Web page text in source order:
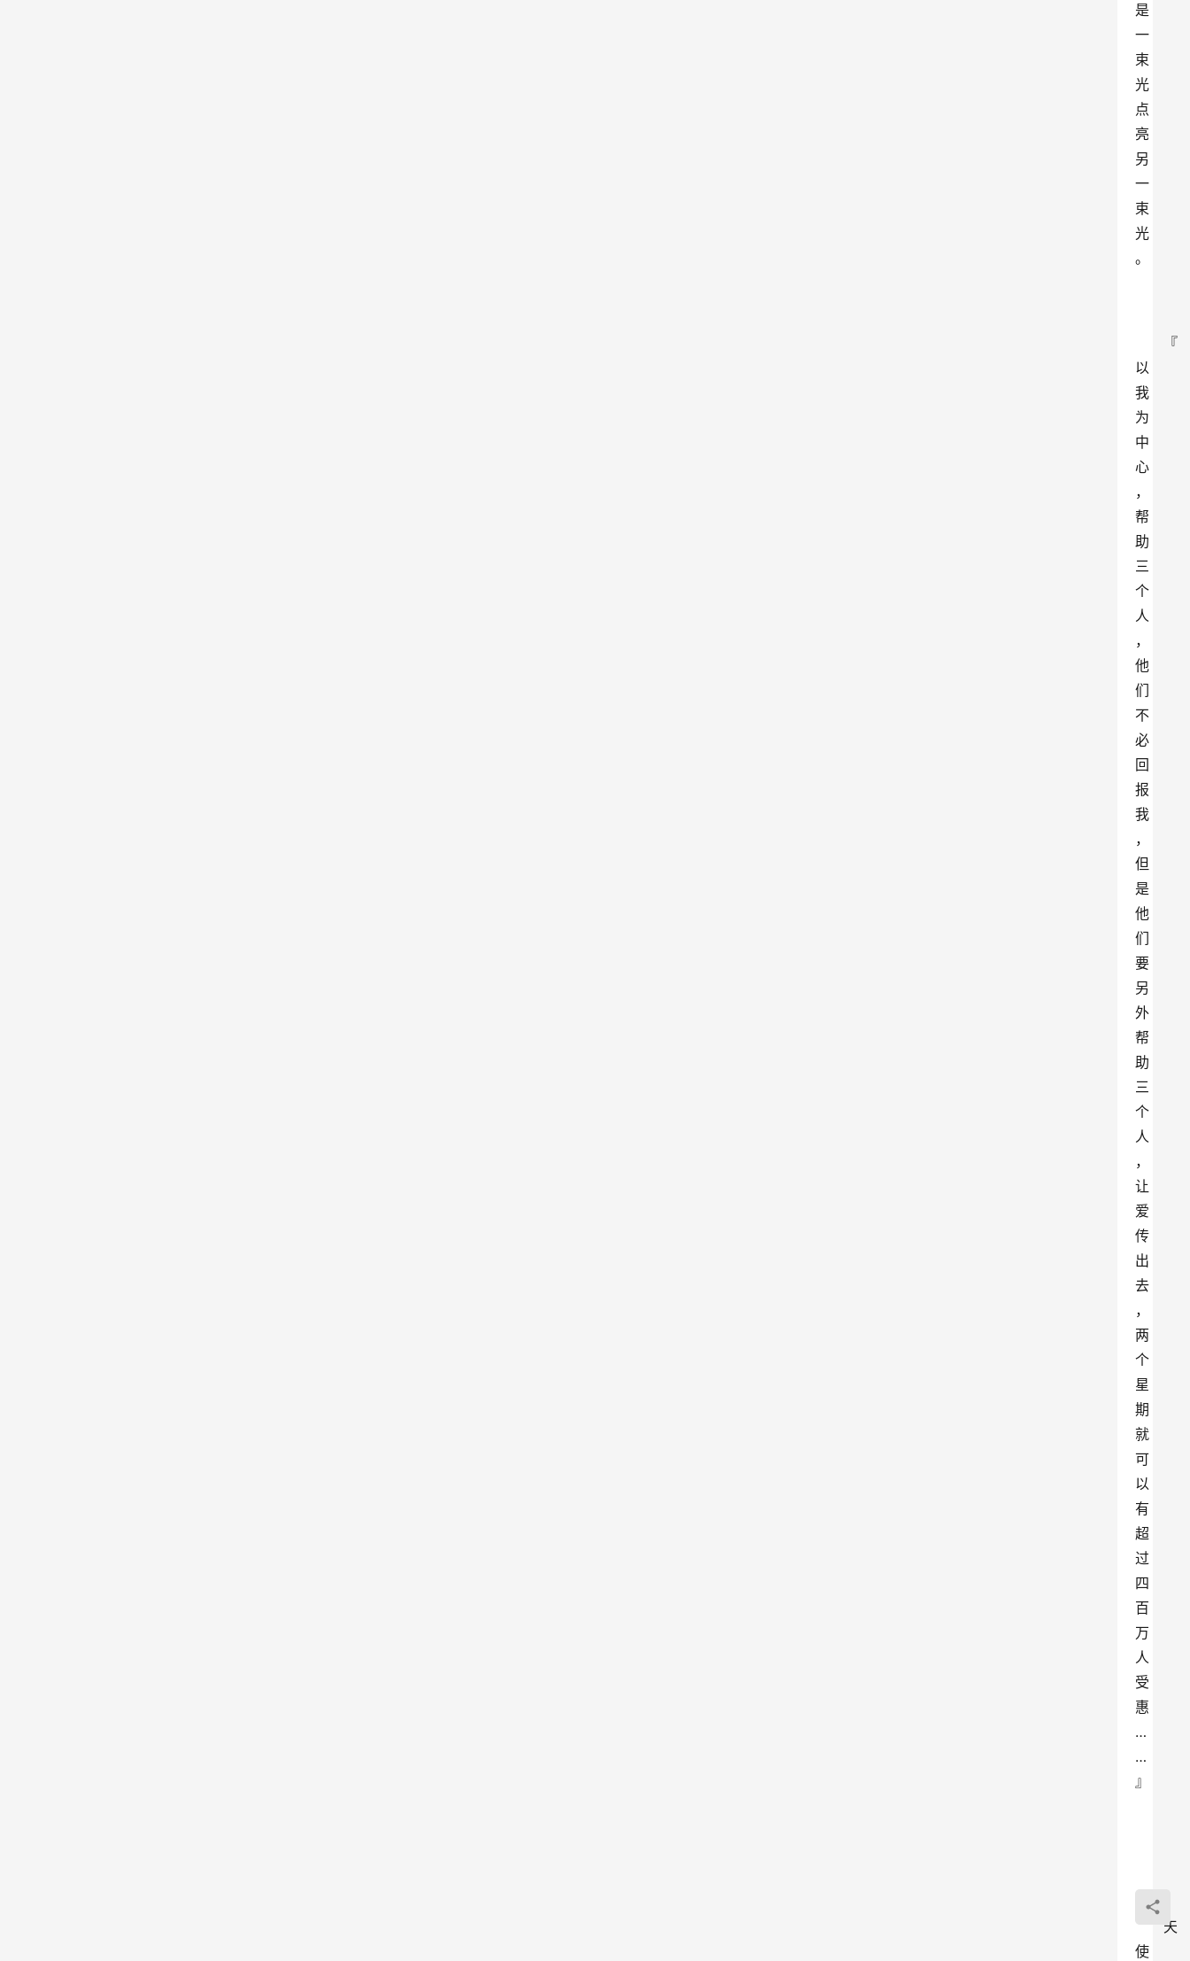
是
一
束
光
点
亮
另
一
束
光
。
『
以
我
为
中
心
，
帮
助
三
个
人
，
他
们
不
必
回
报
我
，
但
是
他
们
要
另
外
帮
助
三
个
人
，
让
爱
传
出
去
，
两
个
星
期
就
可
以
有
超
过
四
百
万
人
受
惠
…
…
』
天
使